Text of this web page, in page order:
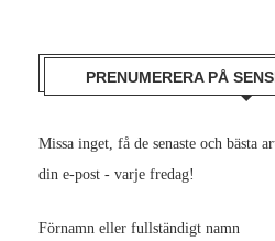
PRENUMERERA PÅ
Missa inget, få de senaste och bästa
din e-post - varje fredag!
Förnamn eller fullständigt namn